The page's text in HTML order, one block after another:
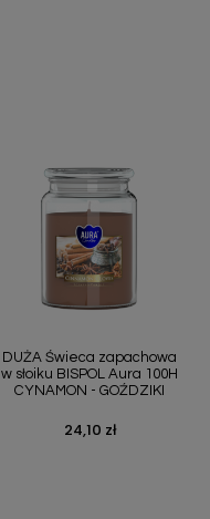
DUŻA Świeca zapachowa
w słoiku BISPOL Aura 100H
CYNAMON - GOŹDZIKI
Cena
24,10 zł